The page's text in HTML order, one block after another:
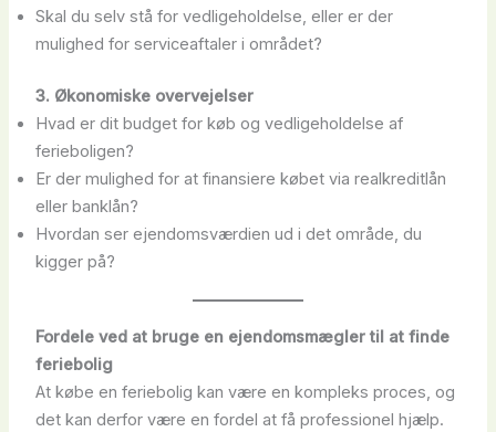
Skal du selv stå for vedligeholdelse, eller er der
mulighed for serviceaftaler i området?
3. Økonomiske overvejelser
Hvad er dit budget for køb og vedligeholdelse af
ferieboligen?
Er der mulighed for at finansiere købet via realkreditlån
eller banklån?
Hvordan ser ejendomsværdien ud i det område, du
kigger på?
Fordele ved at bruge en ejendomsmægler til at finde
feriebolig
At købe en feriebolig kan være en kompleks proces, og
det kan derfor være en fordel at få professionel hjælp.